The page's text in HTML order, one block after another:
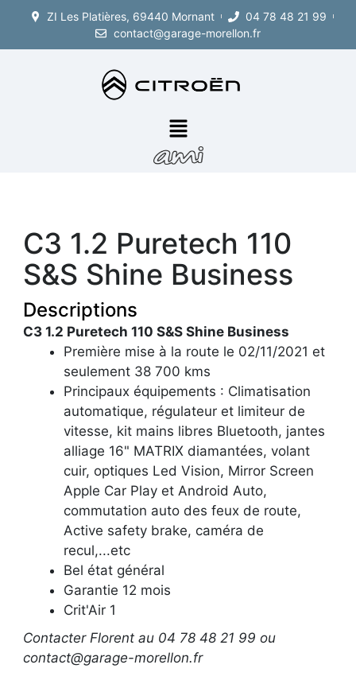
principal
contenu
ZI Les Platières, 69440 Mornant
04 78 48 21 99
contact@garage-morellon.fr
Menu
C3 1.2 Puretech 110
S&S Shine Business
Descriptions
C3 1.2 Puretech 110 S&S Shine Business
Première mise à la route le 02/11/2021 et
seulement 38 700 kms
Principaux équipements : Climatisation
automatique, régulateur et limiteur de
vitesse, kit mains libres Bluetooth, jantes
alliage 16" MATRIX diamantées, volant
cuir, optiques Led Vision, Mirror Screen
Apple Car Play et Android Auto,
commutation auto des feux de route,
Active safety brake, caméra de
recul,...etc
Bel état général
Garantie 12 mois
Crit'Air 1
Contacter Florent au 04 78 48 21 99 ou
contact@garage-morellon.fr